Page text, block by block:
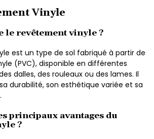
Vinyle
le revêtement vinyle ?
est un type de sol fabriqué à partir de
(PVC), disponible en différentes
dalles, des rouleaux ou des lames. Il
durabilité, son esthétique variée et sa
principaux avantages du
?